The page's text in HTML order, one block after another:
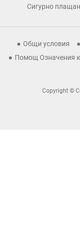
Сигурно
Общи условия
Помощ Означения
Copyright ©